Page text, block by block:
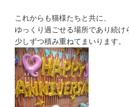
これからも猫様たちと共に、
ゆっくり過ごせる場所であり続け
少しずつ積み重ねてまいります。